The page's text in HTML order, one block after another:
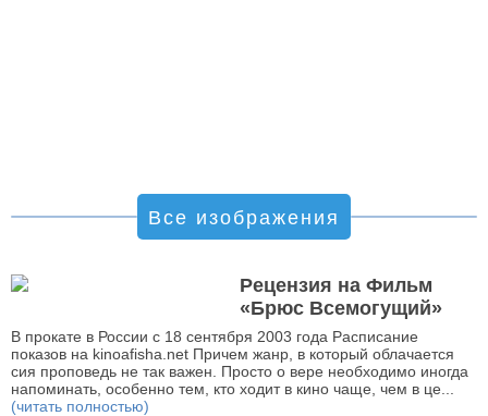
Все изображения
Рецензия на Фильм
«Брюс Всемогущий»
В прокате в России с 18 сентября 2003 года Расписание
показов на kinoafisha.net Причем жанр, в который облачается
сия проповедь не так важен. Просто о вере необходимо иногда
напоминать, особенно тем, кто ходит в кино чаще, чем в це...
(читать полностью)